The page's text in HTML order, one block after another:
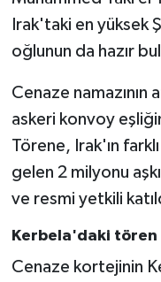
Irak'taki en yüksek
oğlunun da hazır
Cenaze namazının
askeri konvoy
Törene, Irak'ın
gelen 2 milyonu
ve resmi yetkili
Kerbela'daki tören
Cenaze kortejinin